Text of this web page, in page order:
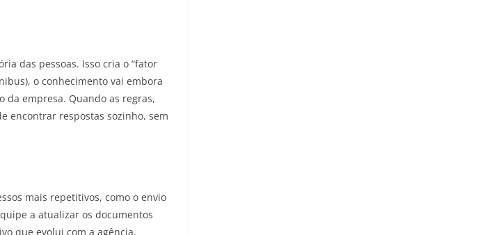
das pessoas. Isso cria o “fator
o conhecimento vai embora
empresa. Quando as regras,
encontrar respostas sozinho, sem
mais repetitivos, como o envio
a atualizar os documentos
que evolui com a agência.